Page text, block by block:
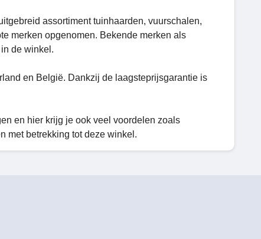
assortiment tuinhaarden, vuurschalen,
merken opgenomen. Bekende merken als
de winkel.
en België. Dankzij de laagsteprijsgarantie is
en hier krijg je ook veel voordelen zoals
met betrekking tot deze winkel.